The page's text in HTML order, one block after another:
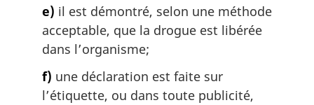
e) il est démontré, selon une méthode
acceptable, que la drogue est libérée
dans l’organisme;
f) une déclaration est faite sur
l’étiquette, ou dans toute publicité,